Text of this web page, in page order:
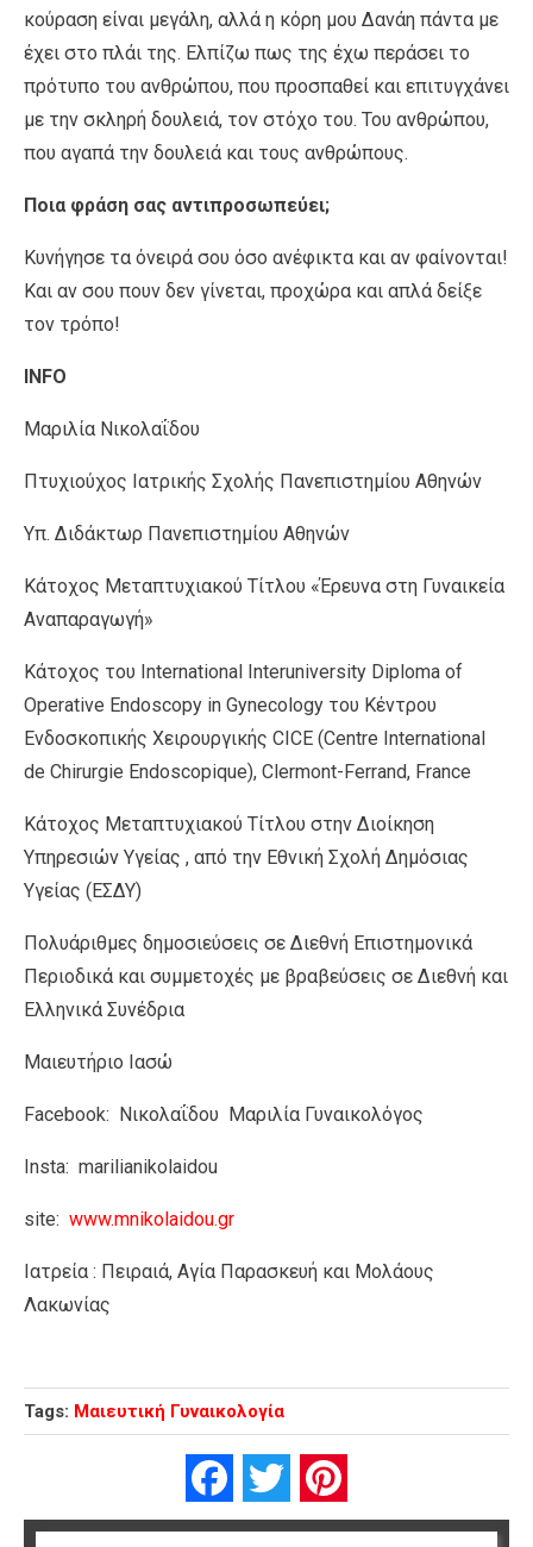
κούραση είναι μεγάλη, αλλά η κόρη μου Δανάη πάντα με
έχει στο πλάι της. Ελπίζω πως της έχω περάσει το
πρότυπο του ανθρώπου, που προσπαθεί και επιτυγχάνει
με την σκληρή δουλειά, τον στόχο του. Του ανθρώπου,
που αγαπά την δουλειά και τους ανθρώπους.
Ποια φράση σας αντιπροσωπεύει;
Κυνήγησε τα όνειρά σου όσο ανέφικτα και αν φαίνονται!
Και αν σου πουν δεν γίνεται, προχώρα και απλά δείξε
τον τρόπο!
INFO
Μαριλία Νικολαΐδου
Πτυχιούχος Ιατρικής Σχολής Πανεπιστημίου Αθηνών
Υπ. Διδάκτωρ Πανεπιστημίου Αθηνών
Κάτοχος Μεταπτυχιακού Τίτλου «Έρευνα στη Γυναικεία
Αναπαραγωγή»
Κάτοχος του International Interuniversity Diploma of
Operative Endoscopy in Gynecology του Κέντρου
Ενδοσκοπικής Χειρουργικής CICE (Centre International
de Chirurgie Endoscopique), Clermont-Ferrand, France
Κάτοχος Μεταπτυχιακού Τίτλου στην Διοίκηση
Υπηρεσιών Υγείας , από την Εθνική Σχολή Δημόσιας
Υγείας (ΕΣΔΥ)
Πολυάριθμες δημοσιεύσεις σε Διεθνή Επιστημονικά
Περιοδικά και συμμετοχές με βραβεύσεις σε Διεθνή και
Ελληνικά Συνέδρια
Μαιευτήριο Ιασώ
Facebook: Νικολαΐδου Μαριλία Γυναικολόγος
Insta: marilianikolaidou
site: www.mnikolaidou.gr
Ιατρεία : Πειραιά, Αγία Παρασκευή και Μολάους
Λακωνίας
Tags: Μαιευτική Γυναικολογία
FacebookTwitter